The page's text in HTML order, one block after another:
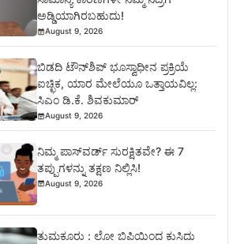
ಅಡ್ಡಿಯಾಗಿರಬಹುದು!
August 9, 2026
ಬಿಡದಿ ಟೌನ್‌ಶಿಪ್‌ ಭೂಸ್ವಾಧೀನ ಪ್ರಕ್ರಿಯೆ
ಐಚ್ಛಿಕ, ಯಾರ ಮೇಲೆಯೂ ಒತ್ತಾಯವಿಲ್ಲ:
ಸಿಎಂ ಡಿ.ಕೆ. ಶಿವಕುಮಾರ್
August 9, 2026
ನಿಮ್ಮ ಪಾಸ್‌ವರ್ಡ್ ಸುರಕ್ಷಿತವೇ? ಈ 7
ತಪ್ಪುಗಳನ್ನು ತಕ್ಷಣ ನಿಲ್ಲಿಸಿ!
August 9, 2026
ತುಮಕೂರು : ಲೋ ಬಿಪಿಯಿಂದ ಕುಸಿದು